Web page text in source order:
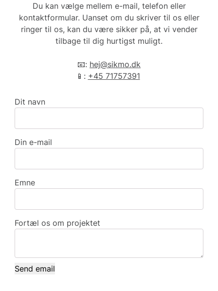
Du kan vælge mellem e-mail, telefon eller
kontaktformular. Uanset om du skriver til os eller
ringer til os, kan du være sikker på, at vi vender
tilbage til dig hurtigst muligt.
📧: hej@sikmo.dk
📱: +45 71757391
Dit navn
Din e-mail
Emne
Fortæl os om projektet